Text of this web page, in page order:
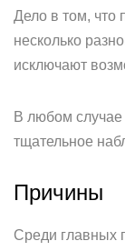
Дело в том, что
несколько
исключают
В любом случае
тщательное
Причины
Среди главных